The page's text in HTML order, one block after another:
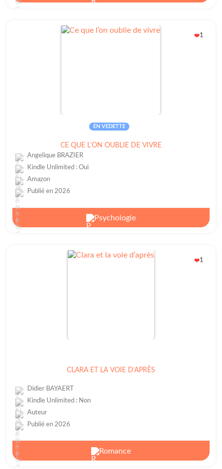
❤️1
EN VEDETTE
CE QUE L’ON OUBLIE DE VIVRE
Angelique BRAZIER
Kindle Unlimited : Oui
Amazon
Publié en 2026
Psychologie
❤️1
CLARA ET LA VOIE D’APRÈS
Didier BAYAERT
Kindle Unlimited : Non
Auteur
Publié en 2026
Romance